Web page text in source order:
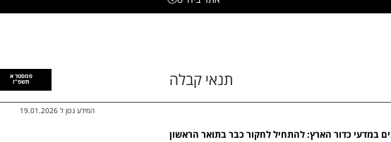
סמסטר א
תשפ"ז
המידע נכון ל 19.01.2026
תנאי קבלה
במדעי כדור הארץ: להתחיל לחקור כבר בתואר הראשון